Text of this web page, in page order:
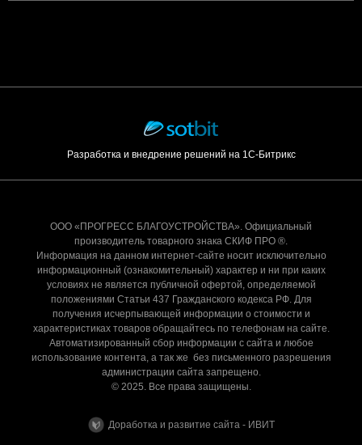
Разработка и внедрение решений на 1С-Битрикс
ООО «ПРОГРЕСС БЛАГОУСТРОЙСТВА». Официальный
производитель товарного знака СКИФ ПРО ®.
Информация на данном интернет-сайте носит исключительно
информационный (ознакомительный) характер и ни при каких
условиях не является публичной офертой, определяемой
положениями Статьи 437 Гражданского кодекса РФ. Для
получения исчерпывающей информации о стоимости и
характеристиках товаров обращайтесь по телефонам на сайте.
Автоматизированный сбор информации с сайта и любое
использование контента, а так же без письменного разрешения
администрации сайта запрещено.
© 2025. Все права защищены.
Доработка и развитие сайта - ИВИТ